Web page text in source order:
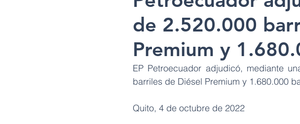
de 2.520.000
Premium y
EP Petroecuador adjudicó, mediante
barriles de Diésel Premium y 1.680.000
Quito, 4 de octubre de 2022